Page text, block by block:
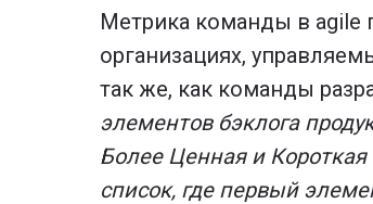
Метрика команды в agile
организациях,
так же, как команды
элементов бэклога
Более Ценная и Короткая
список, где первый